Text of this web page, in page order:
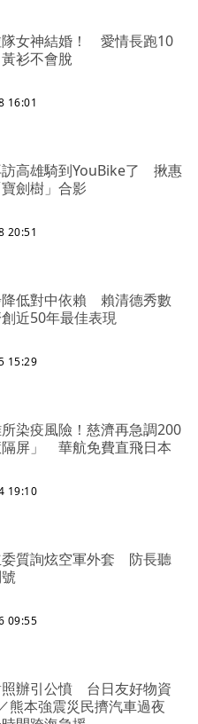
隊女神結婚！ 愛情長跑10
衫不會脫
16:01
高雄騎到YouBike了 揪惠
劍樹」合影
20:51
降低對中依賴 賴清德秀數
近50年最佳表現
15:29
染疫風險！慈濟再急調200
屏」 華航免費直飛日本
19:10
委質詢炫空軍外套 防長聽
09:55
辦引公憤 台日友好物資
熊本強震災民擠汽車過夜